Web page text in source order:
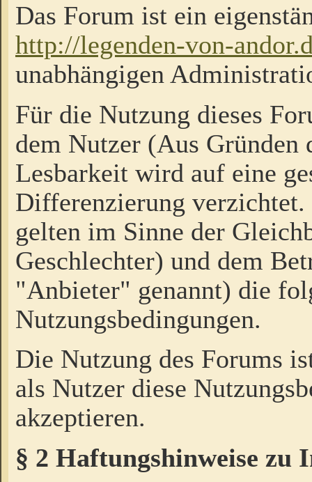
Das Forum ist ein
http://legenden-von-
unabhängigen
Für die Nutzung dieses
dem Nutzer (Aus Gründen
Lesbarkeit wird auf eine
Differenzierung
gelten im Sinne der
Geschlechter) und dem
"Anbieter" genannt) die
Nutzungsbedingungen.
Die Nutzung des Forums
als Nutzer diese
akzeptieren.
§ 2 Haftungshinweise zu